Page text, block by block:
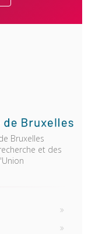
Bruxelles
et des